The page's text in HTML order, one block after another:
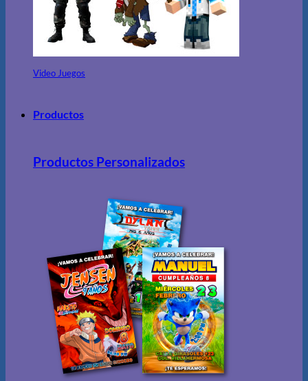
Video Juegos
Productos
Productos Personalizados